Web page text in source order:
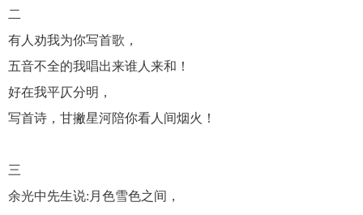
二
有人劝我为你写首歌，
五音不全的我唱出来谁人来和！
好在我平仄分明，
写首诗，甘撇星河陪你看人间烟火！
三
余光中先生说:月色雪色之间，